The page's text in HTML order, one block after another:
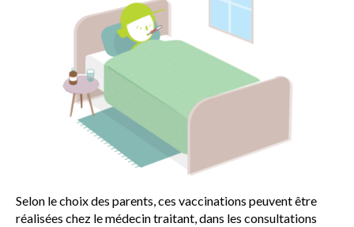
AUTRES RESSOURCES
QUESTIONS FRÉQUENTES
Selon le choix des parents, ces vaccinations peuvent être
réalisées chez le médecin traitant, dans les consultations